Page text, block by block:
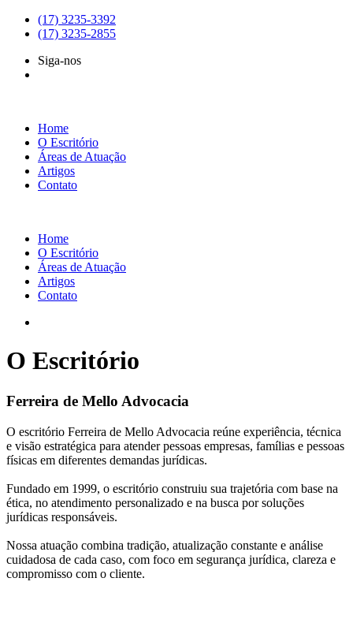
(17) 3235-3392
(17) 3235-2855
Siga-nos
Home
O Escritório
Áreas de Atuação
Artigos
Contato
Home
O Escritório
Áreas de Atuação
Artigos
Contato
O Escritório
Ferreira de Mello Advocacia
O escritório Ferreira de Mello Advocacia reúne experiência, técnica
e visão estratégica para atender pessoas empresas, famílias e pessoas
físicas em diferentes demandas jurídicas.
Fundado em 1999, o escritório construiu sua trajetória com base na
ética, no atendimento personalizado e na busca por soluções
jurídicas responsáveis.
Nossa atuação combina tradição, atualização constante e análise
cuidadosa de cada caso, com foco em segurança jurídica, clareza e
compromisso com o cliente.